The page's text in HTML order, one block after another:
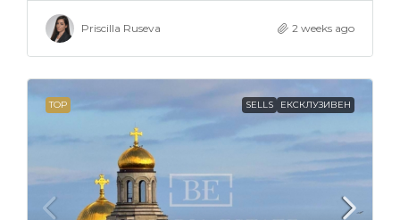
Priscilla Ruseva 2 weeks ago
TOP SELLS ЕКСКЛУЗИВЕН